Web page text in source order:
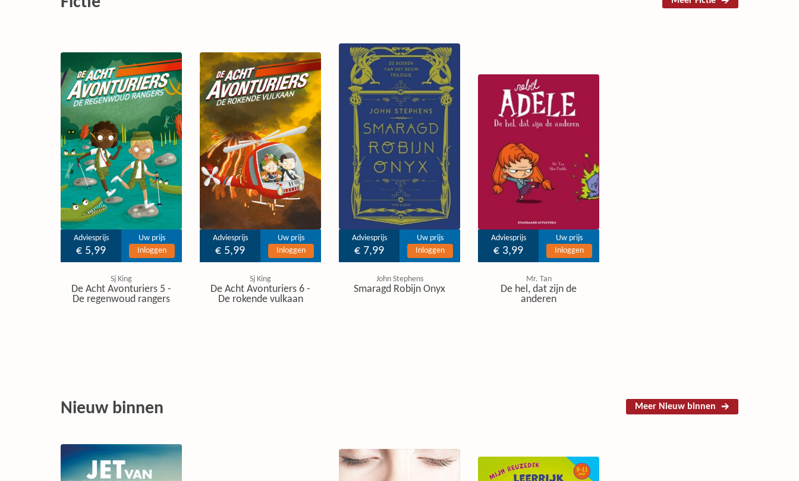
Adviesprijs
€ 5,99
Uw prijs
Inloggen
Sj King
De Acht Avonturiers 5 -
De regenwoud rangers
Adviesprijs
€ 5,99
Uw prijs
Inloggen
Sj King
De Acht Avonturiers 6 -
De rokende vulkaan
Adviesprijs
€ 7,99
Uw prijs
Inloggen
John Stephens
Smaragd Robijn Onyx
Adviesprijs
€ 3,99
Uw prijs
Inloggen
Mr. Tan
De hel, dat zijn de
anderen
Nieuw binnen Meer Nieuw binnen